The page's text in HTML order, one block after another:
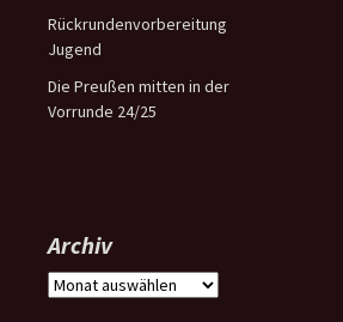
Rückrundenvorbereitung
Jugend
Die Preußen mitten in der
Vorrunde 24/25
Archiv
Archiv